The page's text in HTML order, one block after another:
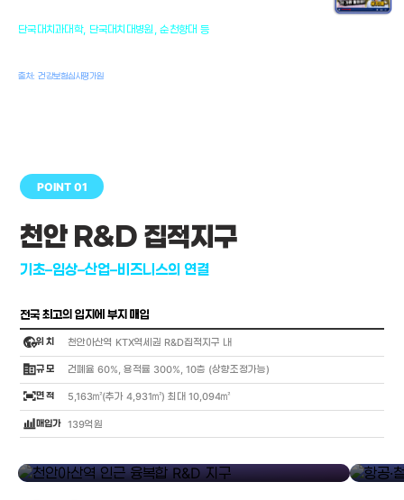
단국대치과대학, 단국대치대병원, 순천향대 등
출처: 건강보험심사평가원
POINT 01
천안 R&D 집적지구
기초–임상–산업–비즈니스의 연결
전국 최고의 입지에 부지 매입
globe_location_pin위 치 천안아산역 KTX역세권 R&D집적지구 내
corporate_fare규 모 건폐율 60%, 용적률 300%, 10층 (상향조정가능)
fit_screen면 적 5,163㎡(추가 4,931㎡) 최대 10,094㎡
bar_chart_4_bars매입가 139억원